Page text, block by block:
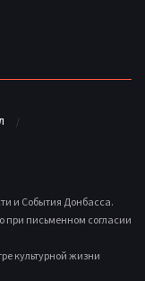
и События Донбасса.
при письменном согласии
культурной жизни